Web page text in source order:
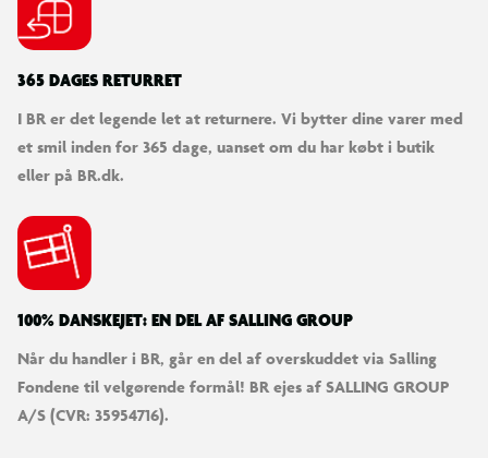
365 DAGES RETURRET
I BR er det legende let at returnere. Vi bytter dine varer med
et smil inden for 365 dage, uanset om du har købt i butik
eller på BR.dk.
100% DANSKEJET: EN DEL AF SALLING GROUP
Når du handler i BR, går en del af overskuddet via Salling
Fondene til velgørende formål! BR ejes af SALLING GROUP
A/S (CVR: 35954716).